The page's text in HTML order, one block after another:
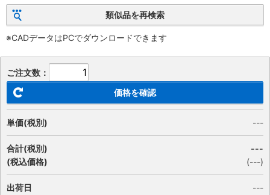
類似品を再検索
※CADデータはPCでダウンロードできます
ご注文数：
価格を確認
単価(税別) ---
合計(税別)
(税込価格)
---
(---)
出荷日
---